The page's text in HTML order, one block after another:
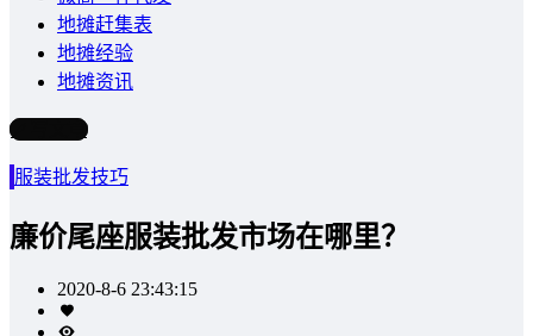
地摊赶集表
地摊经验
地摊资讯
写文章
服装批发技巧
廉价尾座服装批发市场在哪里？
2020-8-6 23:43:15